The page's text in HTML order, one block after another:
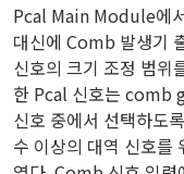
Pcal Main Module에
대신에 Comb 발생기
신호의 크기 조정 범위
한 Pcal 신호는
신호 중에서 선택하도
수 이상의 대역 신호